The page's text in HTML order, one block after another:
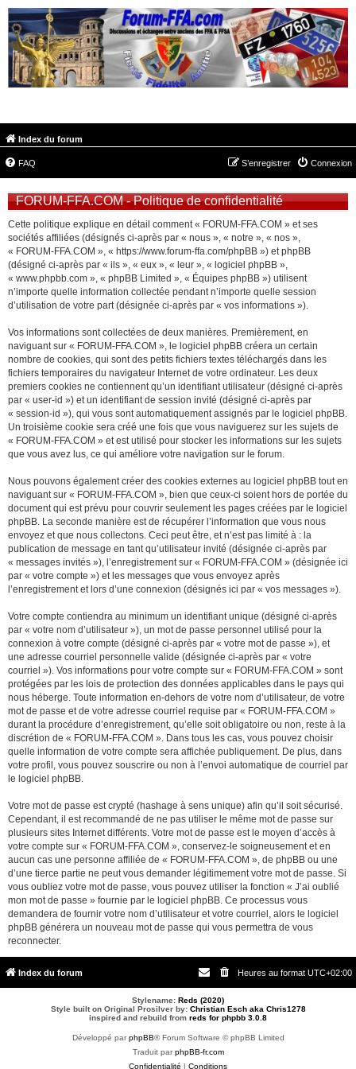
Index du forum
FAQ Connexion
S’enregistrer
FORUM-FFA.COM - Politique de confidentialité
Cette politique explique en détail comment « FORUM-FFA.COM » et ses
sociétés affiliées (désignés ci-après par « nous », « notre », « nos »,
« FORUM-FFA.COM », « https://www.forum-ffa.com/phpBB ») et phpBB
(désigné ci-après par « ils », « eux », « leur », « logiciel phpBB »,
« www.phpbb.com », « phpBB Limited », « Équipes phpBB ») utilisent
n’importe quelle information collectée pendant n’importe quelle session
d’utilisation de votre part (désignée ci-après par « vos informations »).
Vos informations sont collectées de deux manières. Premièrement, en
naviguant sur « FORUM-FFA.COM », le logiciel phpBB créera un certain
nombre de cookies, qui sont des petits fichiers textes téléchargés dans les
fichiers temporaires du navigateur Internet de votre ordinateur. Les deux
premiers cookies ne contiennent qu’un identifiant utilisateur (désigné ci-après
par « user-id ») et un identifiant de session invité (désigné ci-après par
« session-id »), qui vous sont automatiquement assignés par le logiciel phpBB.
Un troisième cookie sera créé une fois que vous naviguerez sur les sujets de
« FORUM-FFA.COM » et est utilisé pour stocker les informations sur les sujets
que vous avez lus, ce qui améliore votre navigation sur le forum.
Nous pouvons également créer des cookies externes au logiciel phpBB tout en
naviguant sur « FORUM-FFA.COM », bien que ceux-ci soient hors de portée du
document qui est prévu pour couvrir seulement les pages créées par le logiciel
phpBB. La seconde manière est de récupérer l’information que vous nous
envoyez et que nous collectons. Ceci peut être, et n’est pas limité à : la
publication de message en tant qu’utilisateur invité (désignée ci-après par
« messages invités »), l’enregistrement sur « FORUM-FFA.COM » (désignée ici
par « votre compte ») et les messages que vous envoyez après
l’enregistrement et lors d’une connexion (désignés ici par « vos messages »).
Votre compte contiendra au minimum un identifiant unique (désigné ci-après
par « votre nom d’utilisateur »), un mot de passe personnel utilisé pour la
connexion à votre compte (désigné ci-après par « votre mot de passe »), et
une adresse courriel personnelle valide (désignée ci-après par « votre
courriel »). Vos informations pour votre compte sur « FORUM-FFA.COM » sont
protégées par les lois de protection des données applicables dans le pays qui
nous héberge. Toute information en-dehors de votre nom d’utilisateur, de votre
mot de passe et de votre adresse courriel requise par « FORUM-FFA.COM »
durant la procédure d’enregistrement, qu’elle soit obligatoire ou non, reste à la
discrétion de « FORUM-FFA.COM ». Dans tous les cas, vous pouvez choisir
quelle information de votre compte sera affichée publiquement. De plus, dans
votre profil, vous pouvez souscrire ou non à l’envoi automatique de courriel par
le logiciel phpBB.
Votre mot de passe est crypté (hashage à sens unique) afin qu’il soit sécurisé.
Cependant, il est recommandé de ne pas utiliser le même mot de passe sur
plusieurs sites Internet différents. Votre mot de passe est le moyen d’accès à
votre compte sur « FORUM-FFA.COM », conservez-le soigneusement et en
aucun cas une personne affiliée de « FORUM-FFA.COM », de phpBB ou une
d’une tierce partie ne peut vous demander légitimement votre mot de passe. Si
vous oubliez votre mot de passe, vous pouvez utiliser la fonction « J’ai oublié
mon mot de passe » fournie par le logiciel phpBB. Ce processus vous
demandera de fournir votre nom d’utilisateur et votre courriel, alors le logiciel
phpBB générera un nouveau mot de passe qui vous permettra de vous
reconnecter.
Index du forum Heures au format UTC+02:00
Stylename: Reds (2020)
Style built on Original Prosilver by: Christian Esch aka Chris1278
inspired and rebuild from reds for phpbb 3.0.8
Développé parphpBB® Forum Software © phpBB Limited
Traduit parphpBB-fr.com
Confidentialité | Conditions